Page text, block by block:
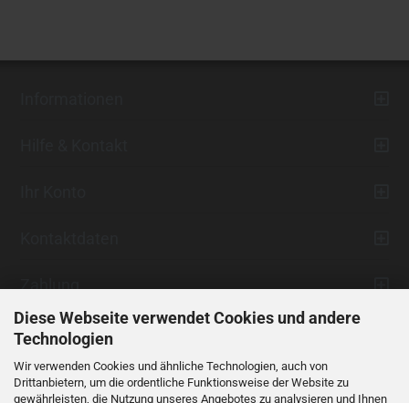
Diese Webseite verwendet Cookies und andere
Technologien
Wir verwenden Cookies und ähnliche Technologien, auch von
Drittanbietern, um die ordentliche Funktionsweise der Website zu
gewährleisten, die Nutzung unseres Angebotes zu analysieren und Ihnen
Zahlung